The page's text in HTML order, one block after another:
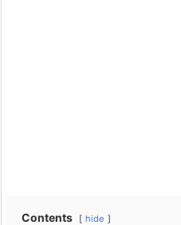
Contents hide